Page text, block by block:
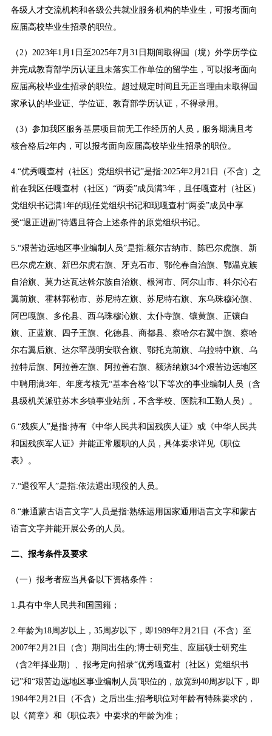
各级人才交流机构和各级公共就业服务机构的毕业生，可报考面向
应届高校毕业生招录的职位。
（2）2023年1月1日至2025年7月31日期间取得国（境）外学历学位
并完成教育部学历认证且未落实工作单位的留学生，可以报考面向
应届高校毕业生招录的职位。超过规定时间且无正当理由未取得国
家承认的毕业证、学位证、教育部学历认证，不得录用。
（3）参加我区服务基层项目前无工作经历的人员，服务期满且考
核合格后2年内，可以报考面向应届高校毕业生招录的职位。
4.“优秀嘎查村（社区）党组织书记”是指:2025年2月21日（不含）之
前在我区任嘎查村（社区）“两委”成员满3年，且任嘎查村（社区）
党组织书记满1年的现任党组织书记和现嘎查村“两委”成员中享
受“退正进副”待遇且符合上述条件的原党组织书记。
5.“艰苦边远地区事业编制人员”是指:额尔古纳市、陈巴尔虎旗、新
巴尔虎左旗、新巴尔虎右旗、牙克石市、鄂伦春自治旗、鄂温克族
自治旗、莫力达瓦达斡尔族自治旗、根河市、阿尔山市、科尔沁右
翼前旗、霍林郭勒市、苏尼特左旗、苏尼特右旗、东乌珠穆沁旗、
阿巴嘎旗、多伦县、西乌珠穆沁旗、太仆寺旗、镶黄旗、正镶白
旗、正蓝旗、四子王旗、化德县、商都县、察哈尔右翼中旗、察哈
尔右翼后旗、达尔罕茂明安联合旗、鄂托克前旗、乌拉特中旗、乌
拉特后旗、阿拉善左旗、阿拉善右旗、额济纳旗34个艰苦边远地区
中聘用满3年、年度考核无“基本合格”以下等次的事业编制人员（含
县级机关派驻苏木乡镇事业站所，不含学校、医院和工勤人员）。
6.“残疾人”是指:持有《中华人民共和国残疾人证》或《中华人民共
和国残疾军人证》并能正常履职的人员，具体要求详见《职位
表》。
7.“退役军人”是指:依法退出现役的人员。
8.“兼通蒙古语言文字”人员是指:熟练运用国家通用语言文字和蒙古
语言文字并能开展公务的人员。
二、报考条件及要求
（一）报考者应当具备以下资格条件：
1.具有中华人民共和国国籍；
2.年龄为18周岁以上，35周岁以下，即1989年2月21日（不含）至
2007年2月21日（含）期间出生的;博士研究生、应届硕士研究生
（含2年择业期）、报考定向招录“优秀嘎查村（社区）党组织书
记”和“艰苦边远地区事业编制人员”职位的，放宽到40周岁以下，即
1984年2月21日（不含）之后出生;招考职位对年龄有特殊要求的，
以《简章》和《职位表》中要求的年龄为准；